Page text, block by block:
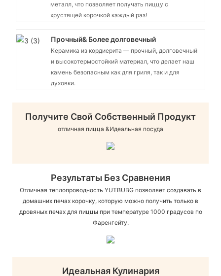
металл, что позволяет получать пиццу с
хрустящей корочкой каждый раз!
Прочный& Более долговечный
Керамика из кордиерита — прочный, долговечный
и высокотермостойкий материал, что делает наш
камень безопасным как для гриля, так и для
духовки.
Получите Свой Собственный Продукт
отличная пицца &Идеальная посуда
Результаты Без Сравнения
Отличная теплопроводность YUTBUBG позволяет создавать в
домашних печах корочку, которую можно получить только в
дровяных печах для пиццы при температуре 1000 градусов по
Фаренгейту.
Идеальная Кулинария